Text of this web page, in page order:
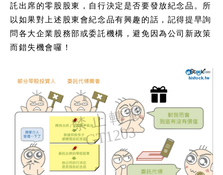
託出席的零股股東，自行決定是否要發放紀念品。所
以如果對上述股東會紀念品有興趣的話，記得提早詢
問各大企業股務部或委託機構，避免因為公司新政策
而錯失機會囉！